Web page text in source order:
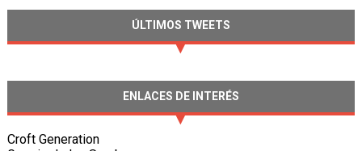
ÚLTIMOS TWEETS
ENLACES DE INTERÉS
Croft Generation